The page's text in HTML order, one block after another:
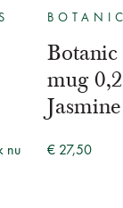
nu
mug
Jasmine
€ 27,50